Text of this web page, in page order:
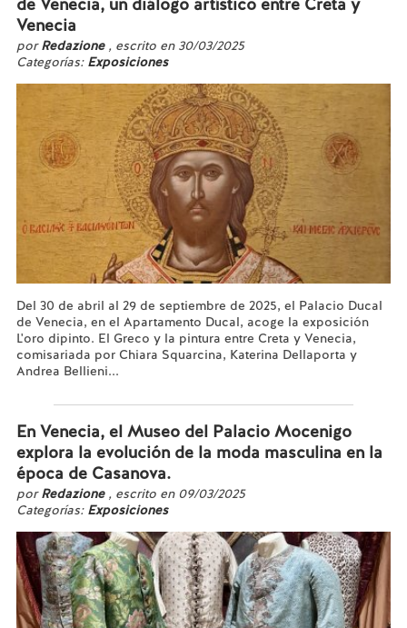
Venecia
porRedazione , escrito en 30/03/2025
Categorías: Exposiciones
Del 30 de abril al 29 de septiembre de 2025, el Palacio Ducal
de Venecia, en el Apartamento Ducal, acoge la exposición
L'oro dipinto. El Greco y la pintura entre Creta y Venecia,
comisariada por Chiara Squarcina, Katerina Dellaporta y
Andrea Bellieni...
En Venecia, el Museo del Palacio Mocenigo
explora la evolución de la moda masculina en la
época de Casanova.
porRedazione , escrito en 09/03/2025
Categorías: Exposiciones